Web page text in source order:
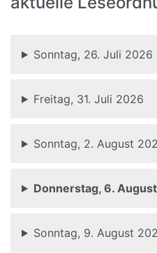
Sonntag, 26. Juli 2026
Freitag, 31. Juli 2026
Sonntag, 2. August
Donnerstag, 6.
Sonntag, 9. August